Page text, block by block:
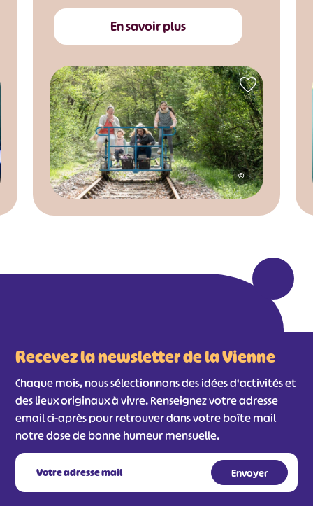
En savoir plus
©
Recevez la newsletter de la Vienne
Chaque mois, nous sélectionnons des idées d'activités et
des lieux originaux à vivre. Renseignez votre adresse
email ci-après pour retrouver dans votre boîte mail
notre dose de bonne humeur mensuelle.